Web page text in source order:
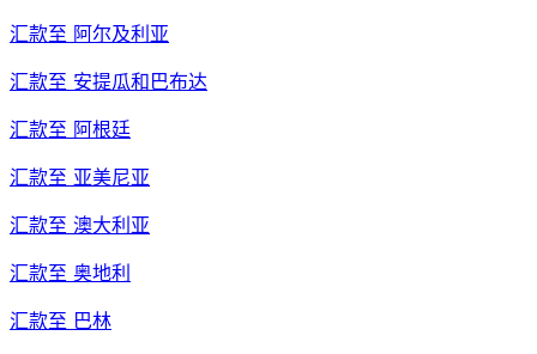
汇款至 阿尔及利亚
汇款至 安提瓜和巴布达
汇款至 阿根廷
汇款至 亚美尼亚
汇款至 澳大利亚
汇款至 奥地利
汇款至 巴林